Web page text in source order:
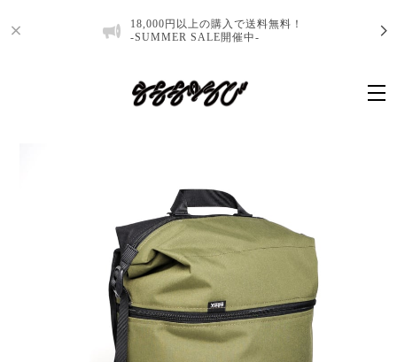
18,000円以上の購入で送料無料！
-SUMMER SALE開催中-